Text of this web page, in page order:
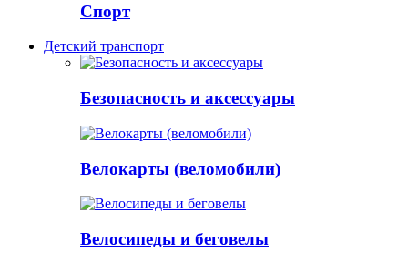
Спорт
Детский транспорт
Безопасность и аксессуары
Велокарты (веломобили)
Велосипеды и беговелы